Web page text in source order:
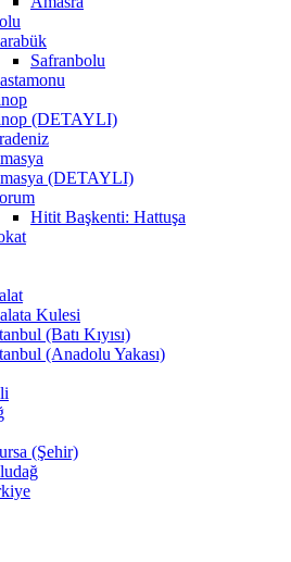
Safranbolu
(DETAYLI)
(DETAYLI)
Hitit Başkenti: Hattuşa
Kulesi
(Batı Kıyısı)
(Anadolu Yakası)
(Şehir)